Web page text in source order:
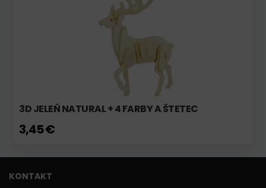
3D JELEŇ NATURAL + 4 FARBY A ŠTETEC
3,45 €
KONTAKT